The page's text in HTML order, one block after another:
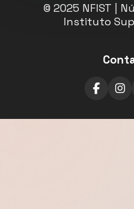
© 2025 NFIST |
Instituto